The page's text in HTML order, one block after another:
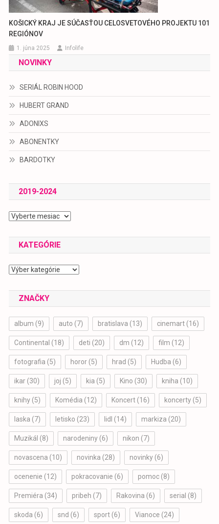
KOŠICKÝ KRAJ JE SÚČASŤOU CELOSVETOVÉHO PROJEKTU 101
REGIÓNOV
1. júna 2025 Infolife
NOVINKY
SERIÁL ROBIN HOOD
HUBERT GRAND
ADONIXS
ABONENTKY
BARDOTKY
2019-2024
2019-
KATEGÓRIE
Kategórie
ZNAČKY
album (9) auto (7) bratislava (13) cinemart(16)
Continental (18) deti (20) dm (12) film (12)
fotografia (5) horor(5) hrad (5) Hudba (6)
ikar(30) joj (5) kia (5) Kino (30) kniha (10)
knihy(5) Komédia (12) Koncert(16) koncerty(5)
laska (7) letisko (23) lidl (14) markiza (20)
Muzikál (8) narodeniny(6) nikon (7)
novascena (10) novinka (28) novinky(6)
ocenenie (12) pokracovanie (6) pomoc(8)
Premiéra (34) pribeh (7) Rakovina (6) serial (8)
skoda (6) snd (6) sport(6) Vianoce (24)